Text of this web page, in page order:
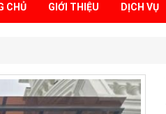
CHỦ GIỚI THIỆU DỊCH VỤ